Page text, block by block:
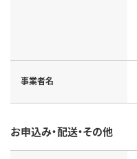
事業者名
お申込み・配送・その他